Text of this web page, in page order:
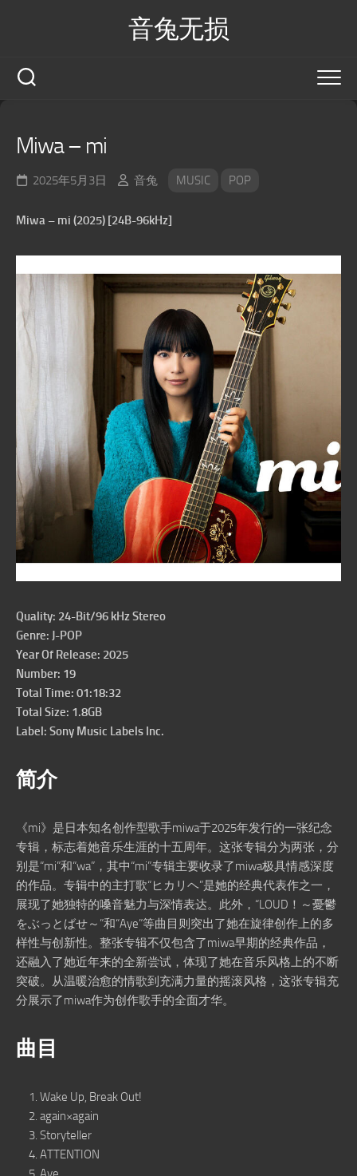
音兔无损
Miwa – mi
2025年5月3日 音兔 MUSIC POP
Miwa – mi (2025) [24B-96kHz]
Quality: 24-Bit/96 kHz Stereo
Genre: J-POP
Year Of Release: 2025
Number: 19
Total Time: 01:18:32
Total Size: 1.8GB
Label: Sony Music Labels Inc.
简介
《mi》是日本知名创作型歌手miwa于2025年发行的一张纪念
专辑，标志着她音乐生涯的十五周年。这张专辑分为两张，分
别是“mi”和“wa”，其中“mi”专辑主要收录了miwa极具情感深度
的作品。专辑中的主打歌“ヒカリヘ”是她的经典代表作之一，
展现了她独特的嗓音魅力与深情表达。此外，“LOUD！～憂鬱
をぶっとばせ～”和“Aye”等曲目则突出了她在旋律创作上的多
样性与创新性。整张专辑不仅包含了miwa早期的经典作品，
还融入了她近年来的全新尝试，体现了她在音乐风格上的不断
突破。从温暖治愈的情歌到充满力量的摇滚风格，这张专辑充
分展示了miwa作为创作歌手的全面才华。
曲目
Wake Up, Break Out!
again×again
Storyteller
ATTENTION